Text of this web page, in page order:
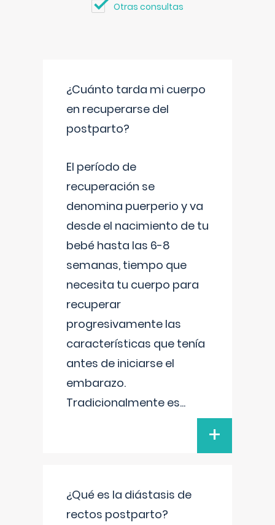
Otras consultas
¿Cuánto tarda mi cuerpo
en recuperarse del
postparto?
El período de
recuperación se
denomina puerperio y va
desde el nacimiento de tu
bebé hasta las 6-8
semanas, tiempo que
necesita tu cuerpo para
recuperar
progresivamente las
características que tenía
antes de iniciarse el
embarazo.
Tradicionalmente es...
+
¿Qué es la diástasis de
rectos postparto?